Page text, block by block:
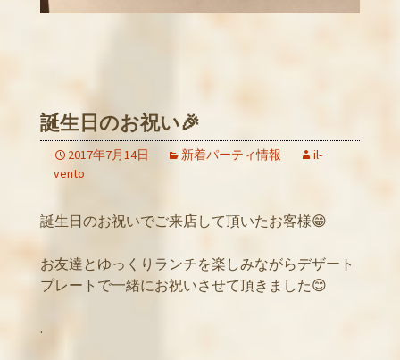
誕生日のお祝い🎉
2017年7月14日 新着パーティ情報
il-
vento
誕生日のお祝いでご来店して頂いたお客様😁
お友達とゆっくりランチを楽しみながらデザート
プレートで一緒にお祝いさせて頂きました😊
.